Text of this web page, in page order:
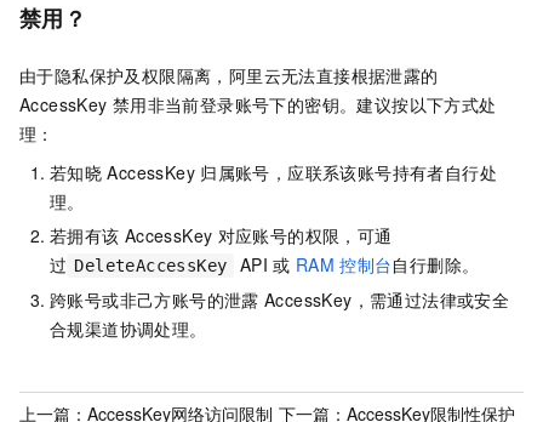
禁用？
由于隐私保护及权限隔离，阿里云无法直接根据泄露的
AccessKey 禁用非当前登录账号下的密钥。建议按以下方式处
理：
若知晓 AccessKey 归属账号，应联系该账号持有者自行处
理。
若拥有该 AccessKey 对应账号的权限，可通
过 DeleteAccessKey API 或 RAM 控制台自行删除。
跨账号或非己方账号的泄露 AccessKey，需通过法律或安全
合规渠道协调处理。
上一篇： AccessKey网络访问限制 下一篇：AccessKey限制性保护